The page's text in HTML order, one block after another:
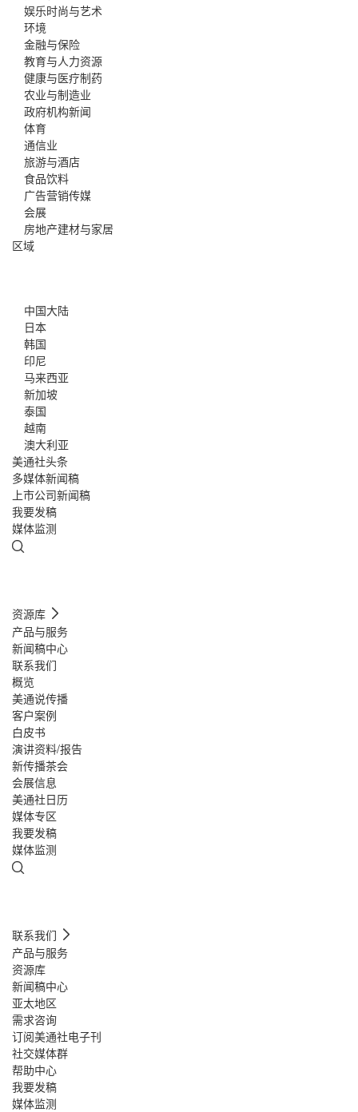
娱乐时尚与艺术
环境
金融与保险
教育与人力资源
健康与医疗制药
农业与制造业
政府机构新闻
体育
通信业
旅游与酒店
食品饮料
广告营销传媒
会展
房地产建材与家居
区域
中国大陆
日本
韩国
印尼
马来西亚
新加坡
泰国
越南
澳大利亚
美通社头条
多媒体新闻稿
上市公司新闻稿
我要发稿
媒体监测
资源库
产品与服务
新闻稿中心
联系我们
概览
美通说传播
客户案例
白皮书
演讲资料/报告
新传播茶会
会展信息
美通社日历
媒体专区
我要发稿
媒体监测
联系我们
产品与服务
资源库
新闻稿中心
亚太地区
需求咨询
订阅美通社电子刊
社交媒体群
帮助中心
我要发稿
媒体监测